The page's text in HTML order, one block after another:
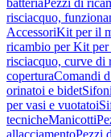
batteriaPezzi di
risciacquo,
AccessoriKit per il
ricambio per Kit
risciacquo, curve di
coperturaComandi
orinatoi e bidet
per vasi e vuotatoi
tecnicheManicotti
allacciamentoPezzi